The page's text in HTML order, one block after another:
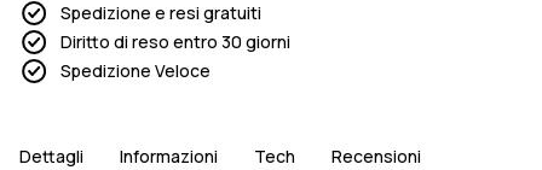
Spedizione e resi gratuiti
Diritto di reso entro 30 giorni
Spedizione Veloce
Dettagli Informazioni Tech Recensioni